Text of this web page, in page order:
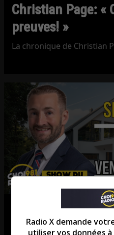
Christian Page: «
preuves! »
La chronique de Christian
Est-ce le bon
ou acheter?
Radio X demande
utiliser vos données